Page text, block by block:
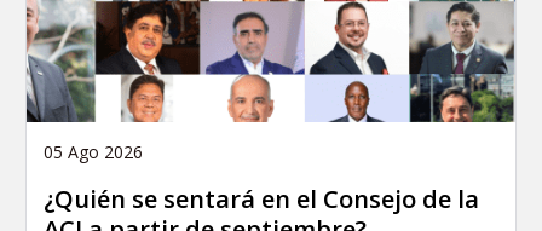
05 Ago 2026
¿Quién se sentará en el Consejo de la